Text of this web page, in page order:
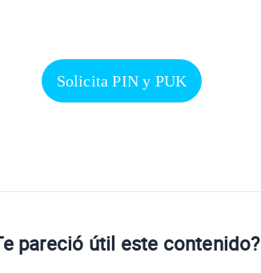
Solicita PIN y PUK
pareció útil este contenido?